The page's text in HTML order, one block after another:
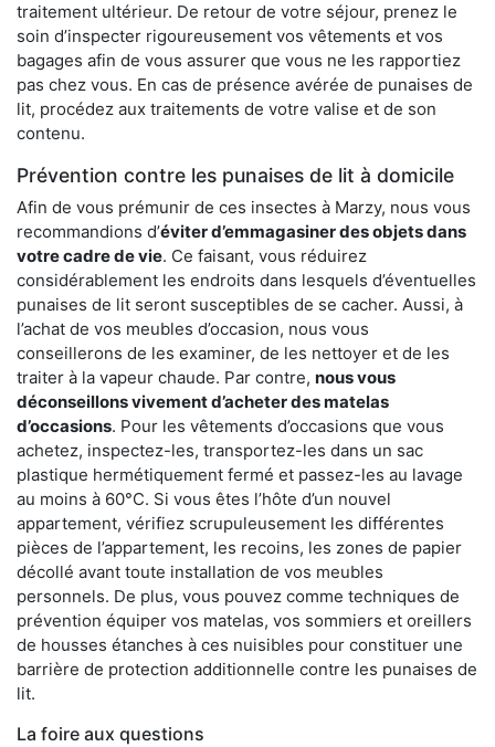
traitement ultérieur. De retour de votre séjour, prenez le
soin d’inspecter rigoureusement vos vêtements et vos
bagages afin de vous assurer que vous ne les rapportiez
pas chez vous. En cas de présence avérée de punaises de
lit, procédez aux traitements de votre valise et de son
contenu.
Prévention contre les punaises de lit à domicile
Afin de vous prémunir de ces insectes à Marzy, nous vous
recommandions d’éviter d’emmagasiner des objets dans
votre cadre de vie. Ce faisant, vous réduirez
considérablement les endroits dans lesquels d’éventuelles
punaises de lit seront susceptibles de se cacher. Aussi, à
l’achat de vos meubles d’occasion, nous vous
conseillerons de les examiner, de les nettoyer et de les
traiter à la vapeur chaude. Par contre, nous vous
déconseillons vivement d’acheter des matelas
d’occasions. Pour les vêtements d’occasions que vous
achetez, inspectez-les, transportez-les dans un sac
plastique hermétiquement fermé et passez-les au lavage
au moins à 60°C. Si vous êtes l’hôte d’un nouvel
appartement, vérifiez scrupuleusement les différentes
pièces de l’appartement, les recoins, les zones de papier
décollé avant toute installation de vos meubles
personnels. De plus, vous pouvez comme techniques de
prévention équiper vos matelas, vos sommiers et oreillers
de housses étanches à ces nuisibles pour constituer une
barrière de protection additionnelle contre les punaises de
lit.
La foire aux questions